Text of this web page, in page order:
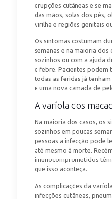
erupções cutâneas e se
das mãos, solas dos pés,
virilha e regiões genitais
Os sintomas costumam
semanas e na maioria dos
sozinhos ou com a ajuda
e febre. Pacientes podem
todas as feridas já
e uma nova camada de
A varíola dos
Na maioria dos casos, os
sozinhos em poucas
pessoas a infecção pode
até mesmo à morte.
imunocomprometidos têm
que isso aconteça.
As complicações da
infecções cutâneas,